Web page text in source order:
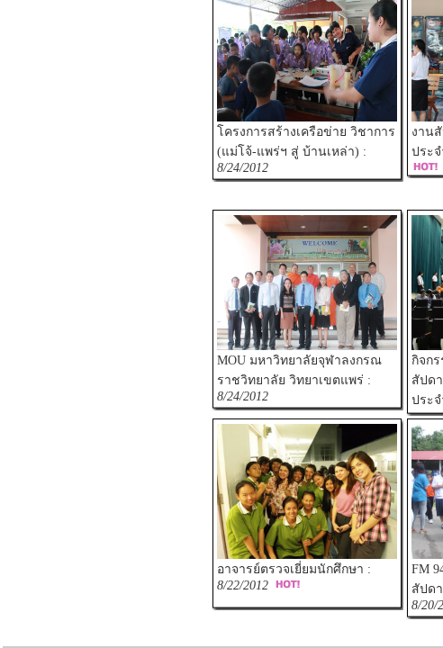
โครงการสร้างเครือข่าย วิชาการ
(แม่โจ้-แพร่ฯ สู่ บ้านเหล่า) :
8/24/2012
งาน
ประ
MOU มหาวิทยาลัยจุฬาลงกรณ
ราชวิทยาลัย วิทยาเขตแพร่ :
8/24/2012
กิจก
สัปด
ประ
อาจารย์ตรวจเยี่ยมนักศึกษา :
8/22/2012
FM
สัปด
8/20/